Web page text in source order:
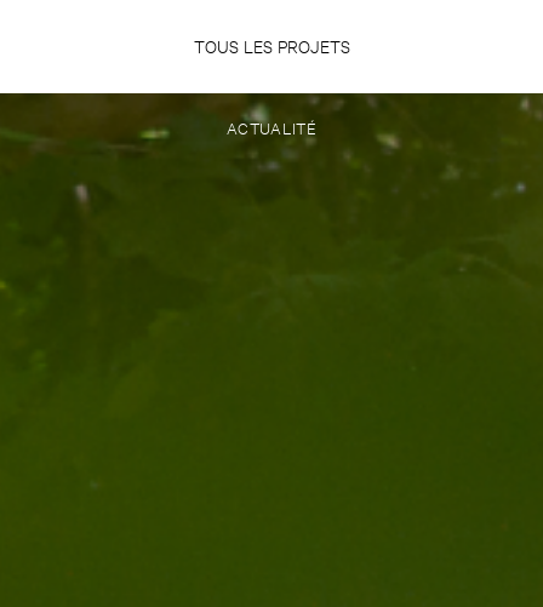
TOUS LES PROJETS
ACTUALITÉ